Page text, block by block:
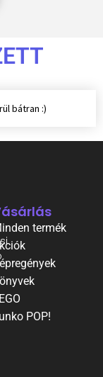
bátran :)
termék
POP!